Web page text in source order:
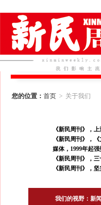
您的位置： 首页> 关于我们
《新民周刊》，
《新民周刊》，
媒体，1999年起强
《新民周刊》，
《新民周刊》，
我们的视野：新